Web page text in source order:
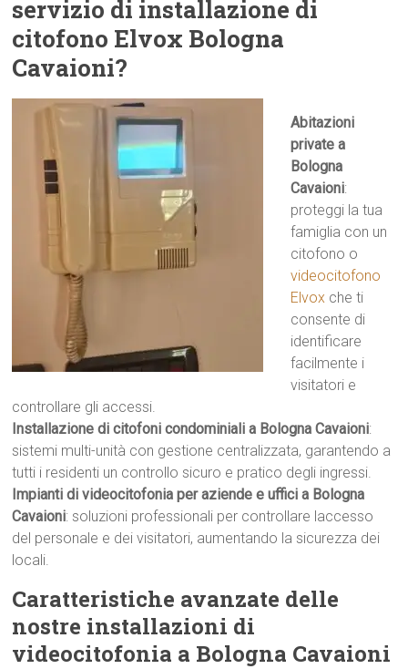
servizio di installazione di
citofono Elvox Bologna
Cavaioni?
Abitazioni
private a
Bologna
Cavaioni:
proteggi la tua
famiglia con un
citofono o
videocitofono
Elvox che ti
consente di
identificare
facilmente i
visitatori e
controllare gli accessi.
Installazione di citofoni condominiali a Bologna Cavaioni:
sistemi multi-unità con gestione centralizzata, garantendo a
tutti i residenti un controllo sicuro e pratico degli ingressi.
Impianti di videocitofonia per aziende e uffici a Bologna
Cavaioni: soluzioni professionali per controllare laccesso
del personale e dei visitatori, aumentando la sicurezza dei
locali.
Caratteristiche avanzate delle
nostre installazioni di
videocitofonia a Bologna Cavaioni